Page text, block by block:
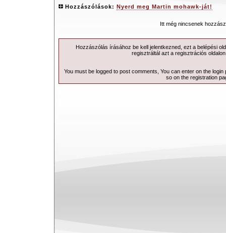
Hozzászólások: Nyerd meg Martin mohawk-ját!
Itt még nincsenek
Hozzászólás írásához be kell jelentkezned, ezt a belépési
regisztráltál azt a regisztrációs
You must be logged to post comments, You can enter on the login
so on the registration